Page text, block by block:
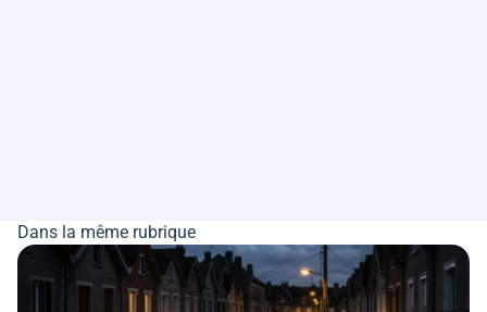
Dans la même rubrique